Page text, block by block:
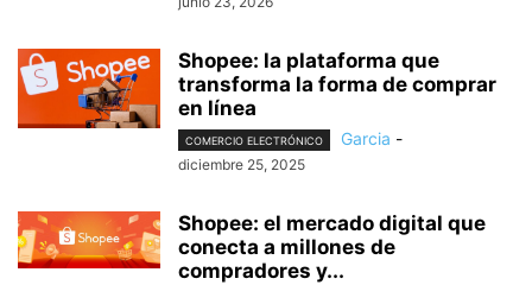
Shopee: la plataforma que
transforma la forma de comprar
en línea
COMERCIO ELECTRÓNICO Garcia -
diciembre 25, 2025
Shopee: el mercado digital que
conecta a millones de
compradores y...